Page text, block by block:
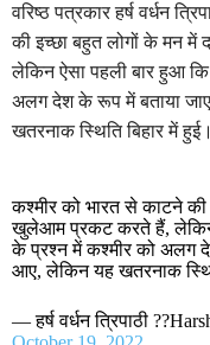
वरिष्ठ पत्रकार हर्ष वर्धन
की इच्छा बहुत लोगों के मन
लेकिन ऐसा पहली बार हुआ
अलग देश के रूप में बताया
खतरनाक स्थिति बिहार में
कश्मीर को भारत से काटने
खुलेआम प्रकट करते हैं, लेकिन
के प्रश्न में कश्मीर को अलग
आए, लेकिन यह खतरनाक
— हर्ष वर्धन त्रिपाठी